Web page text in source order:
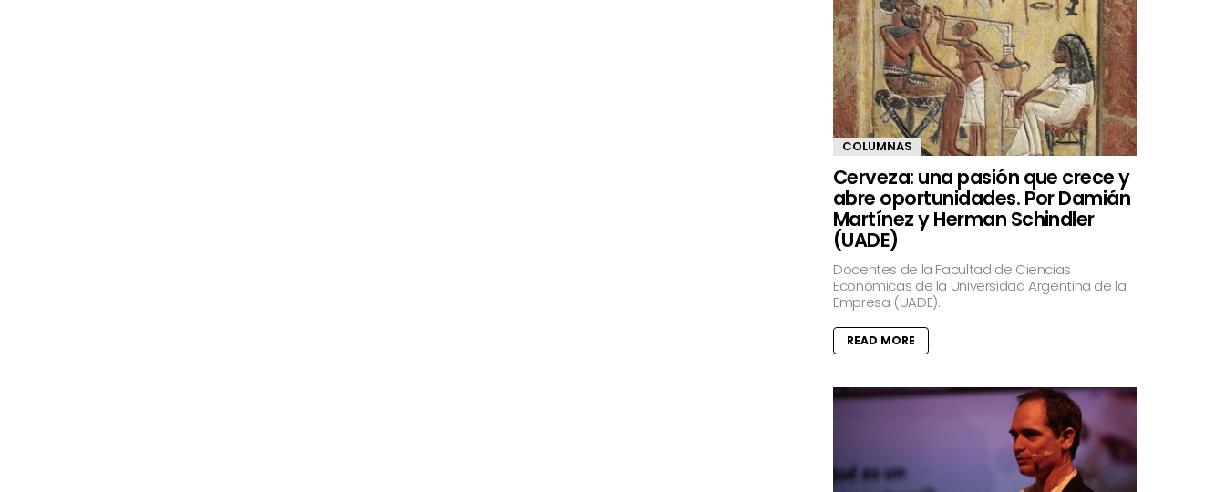
COLUMNAS
Cerveza: una pasión que crece y
abre oportunidades. Por Damián
Martínez y Herman Schindler
(UADE)
Docentes de la Facultad de Ciencias
Económicas de la Universidad Argentina de la
Empresa (UADE).
READ MORE